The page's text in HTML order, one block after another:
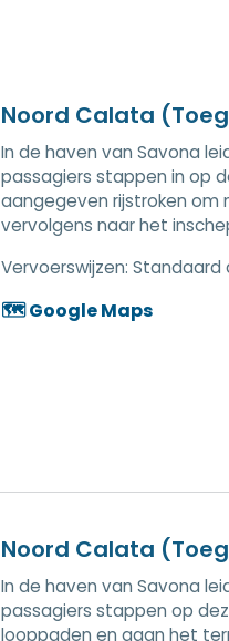
Noord Calata
In de haven van Savona
passagiers stappen in op
aangegeven rijstroken om
vervolgens naar het
Vervoerswijzen: Standaard
🗺️ Google Maps
Noord Calata
In de haven van Savona
passagiers stappen op
looppaden en gaan het